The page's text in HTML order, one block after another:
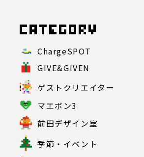
ChargeSPOT
GIVE&GIVEN
ゲストクリエイター
マエボン3
前田デザイン室
季節・イベント